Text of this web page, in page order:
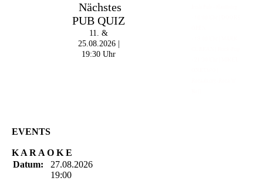
Nächstes
PUB QUIZ
11. &
25.08.2026 |
19:30 Uhr
EVENTS
K A R A O K E
Datum:
27.08.2026
19:00